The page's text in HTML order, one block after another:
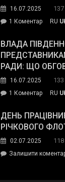
16.07.2025 137
1 Коментардо
провів
укриття
RU
ВЛАДА
РАДИ: ЩО
16.07.2025 133
1 Коментардо RU
ДЕНЬ
РІЧКОВОГО
02.07.2025 118
Залишити